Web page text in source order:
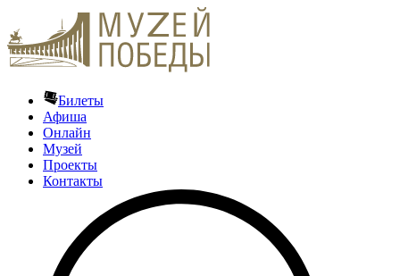
Билеты
Афиша
Онлайн
Музей
Проекты
Контакты